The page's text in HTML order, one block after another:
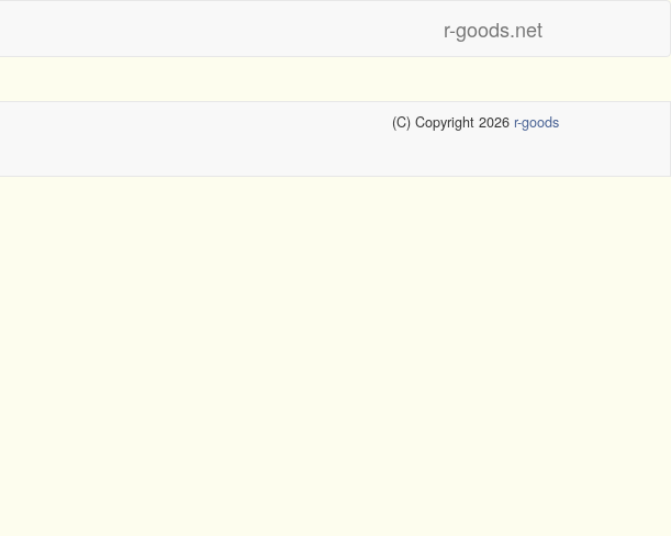
r-goods.net
(C) Copyright 2026 r-goods